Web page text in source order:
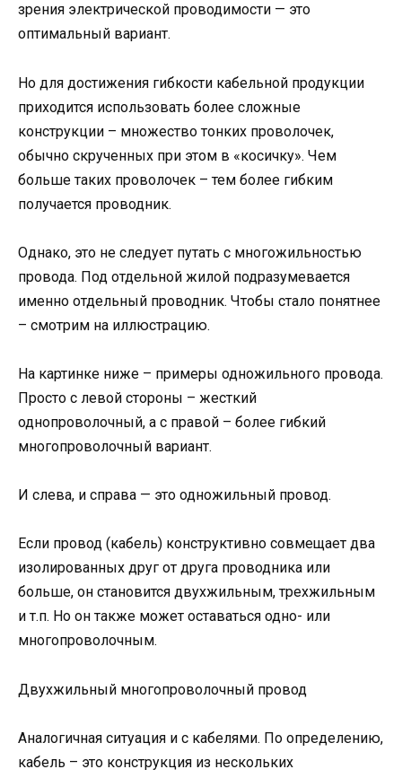
зрения электрической проводимости — это
оптимальный вариант.
Но для достижения гибкости кабельной продукции
приходится использовать более сложные
конструкции – множество тонких проволочек,
обычно скрученных при этом в «косичку». Чем
больше таких проволочек – тем более гибким
получается проводник.
Однако, это не следует путать с многожильностью
провода. Под отдельной жилой подразумевается
именно отдельный проводник. Чтобы стало понятнее
– смотрим на иллюстрацию.
На картинке ниже – примеры одножильного провода.
Просто с левой стороны – жесткий
однопроволочный, а с правой – более гибкий
многопроволочный вариант.
И слева, и справа — это одножильный провод.
Если провод (кабель) конструктивно совмещает два
изолированных друг от друга проводника или
больше, он становится двухжильным, трехжильным
и т.п. Но он также может оставаться одно- или
многопроволочным.
Двухжильный многопроволочный провод
Аналогичная ситуация и с кабелями. По определению,
кабель – это конструкция из нескольких